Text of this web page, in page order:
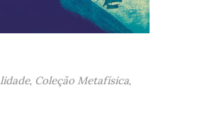
, Coleção Metafísica,